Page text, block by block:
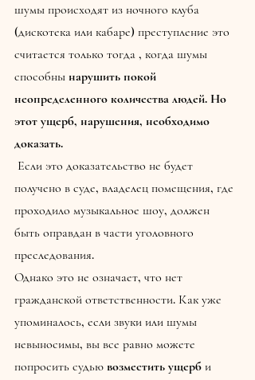
шумы происходят из ночного клуба
(дискотека или кабаре) преступление это
считается только тогда , когда шумы
способны нарушить покой
неопределенного количества людей. Но
этот ущерб, нарушения, необходимо
доказать.
получено в суде, владелец помещения, где
проходило музыкальное шоу, должен
быть оправдан в части уголовного
преследования.
Однако это не означает, что нет
гражданской ответственности. Как уже
упоминалось, если звуки или шумы
невыносимы, вы все равно можете
попросить судью возместить ущерб и